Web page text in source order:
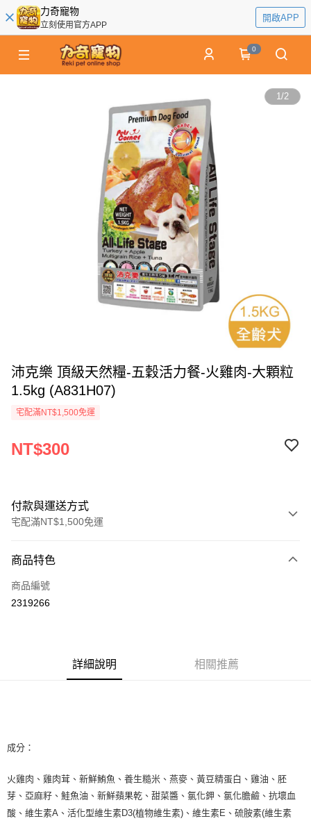
力奇寵物
立刻使用官方APP
開啟APP
0
1/2
沛克樂 頂級天然糧-五穀活力餐-火雞肉-大顆粒
1.5kg (A831H07)
宅配滿NT$1,500免運
NT$300
付款與運送方式
宅配滿NT$1,500免運
信用卡一次付款
LINE Pay
AFTEE先享後付
１．簡單：不需註冊會員、不需綁卡、不需儲值。
２．便利：只要手機號碼，簡訊認證，即可結帳。
【「AFTEE先享後付」結帳流程】
結帳頁面，進行簡訊認證並確認金額後，即可完成結帳。
運送方式
每筆NT$110，滿NT$1,500(含以上)免運費
外島配送（黑貓宅急便－澎湖、金門、馬祖、綠島）
商品特色
商品編號
2319266
詳細說明 相關推薦
成分：
火雞肉、雞肉茸、新鮮鮪魚、養生糙米、燕麥、黃豆精蛋白、雞油、胚
芽、亞麻籽、鮭魚油、新鮮蘋果乾、甜菜醬、氯化鉀、氯化膽鹼、抗壞血
酸、維生素A、活化型維生素D3(植物維生素)、維生素E、硫胺素(維生素